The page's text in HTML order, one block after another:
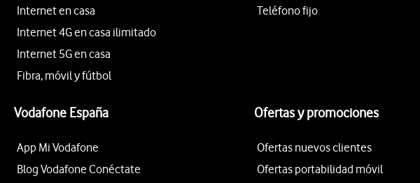
Internet en casa
Internet 4G en casa ilimitado
Internet 5G en casa
Fibra, móvil y fútbol
Teléfono fijo
Vodafone España
App Mi Vodafone
Blog Vodafone Conéctate
Ofertas y promociones
Ofertas nuevos clientes
Ofertas portabilidad móvil